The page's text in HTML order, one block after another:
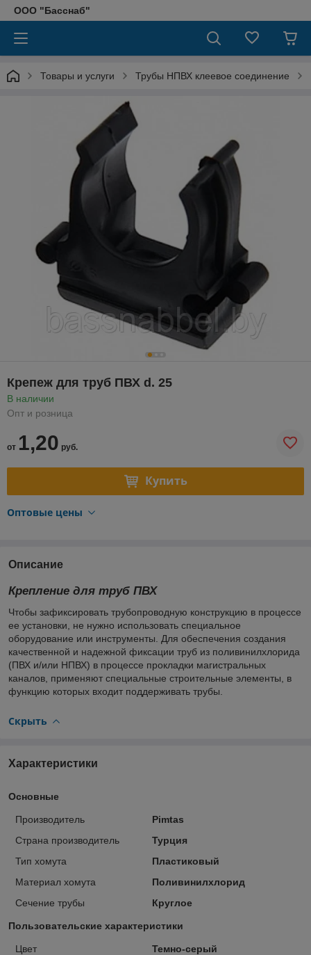
ООО "Басснаб"
Товары и услуги Трубы НПВХ клеевое соединение
Крепеж для труб ПВХ d. 25
В наличии
Опт и розница
от 1,20 руб.
Купить
Оптовые цены
Описание
Крепление для труб ПВХ
Чтобы зафиксировать трубопроводную конструкцию в процессе
ее установки, не нужно использовать специальное
оборудование или инструменты. Для обеспечения создания
качественной и надежной фиксации труб из поливинилхлорида
(ПВХ и/или НПВХ) в процессе прокладки магистральных
каналов, применяют специальные строительные элементы, в
функцию которых входит поддерживать трубы.
Скрыть
Характеристики
Основные
Производитель
Pimtas
Страна производитель
Турция
Тип хомута
Пластиковый
Материал хомута
Поливинилхлорид
Сечение трубы
Круглое
Пользовательские характеристики
Цвет Темно-серый